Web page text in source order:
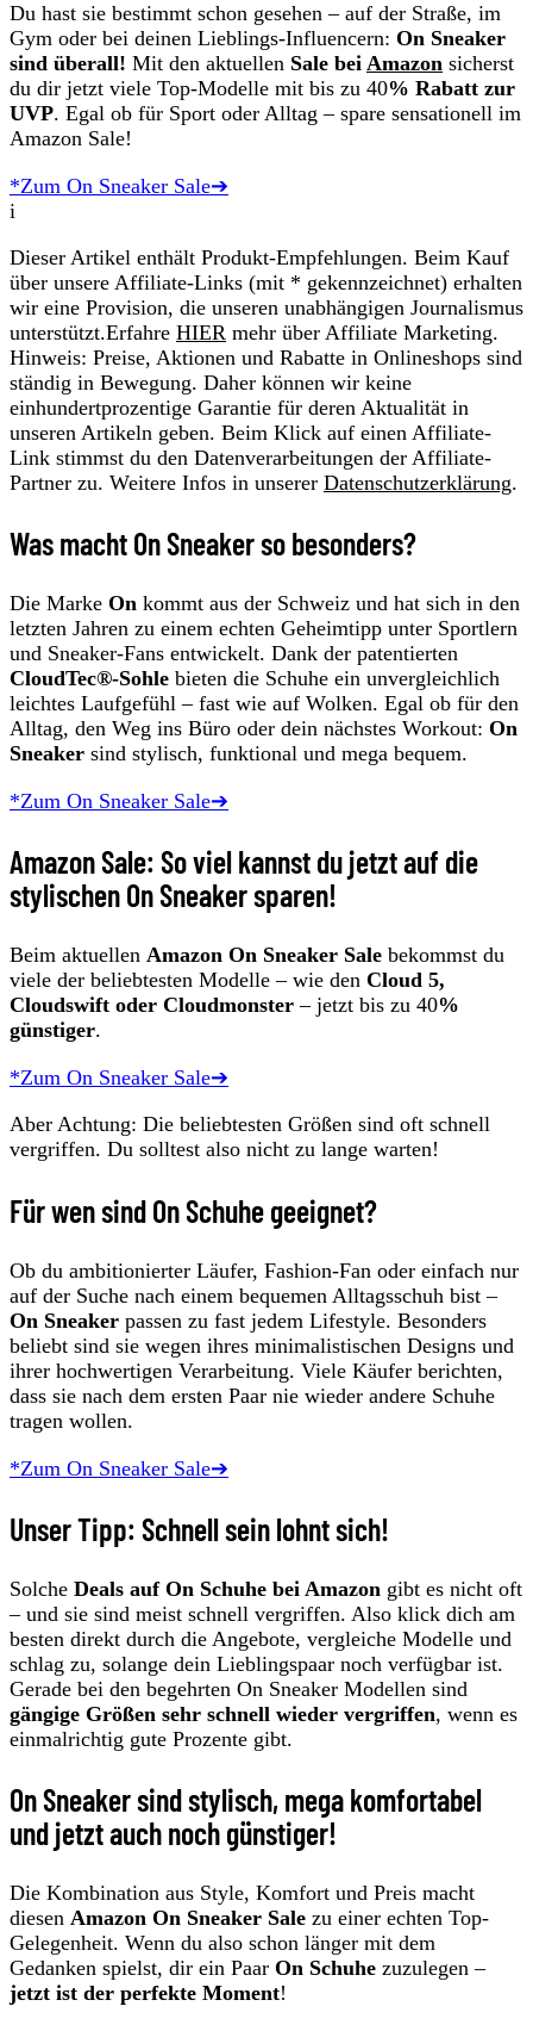
Du hast sie bestimmt schon gesehen – auf der Straße, im
Gym oder bei deinen Lieblings-Influencern: On Sneaker
sind überall! Mit den aktuellen Sale bei Amazon sicherst
du dir jetzt viele Top-Modelle mit bis zu 40% Rabatt zur
UVP. Egal ob für Sport oder Alltag – spare sensationell im
Amazon Sale!
*Zum On Sneaker Sale➔
i
Dieser Artikel enthält Produkt-Empfehlungen. Beim Kauf
über unsere Affiliate-Links (mit * gekennzeichnet) erhalten
wir eine Provision, die unseren unabhängigen Journalismus
unterstützt.Erfahre HIER mehr über Affiliate Marketing.
Hinweis: Preise, Aktionen und Rabatte in Onlineshops sind
ständig in Bewegung. Daher können wir keine
einhundertprozentige Garantie für deren Aktualität in
unseren Artikeln geben. Beim Klick auf einen Affiliate-
Link stimmst du den Datenverarbeitungen der Affiliate-
Partner zu. Weitere Infos in unserer Datenschutzerklärung.
Was macht On Sneaker so besonders?
Die Marke On kommt aus der Schweiz und hat sich in den
letzten Jahren zu einem echten Geheimtipp unter Sportlern
und Sneaker-Fans entwickelt. Dank der patentierten
CloudTec®-Sohle bieten die Schuhe ein unvergleichlich
leichtes Laufgefühl – fast wie auf Wolken. Egal ob für den
Alltag, den Weg ins Büro oder dein nächstes Workout: On
Sneaker sind stylisch, funktional und mega bequem.
*Zum On Sneaker Sale➔
Amazon Sale: So viel kannst du jetzt auf die
stylischen On Sneaker sparen!
Beim aktuellen Amazon On Sneaker Sale bekommst du
viele der beliebtesten Modelle – wie den Cloud 5,
Cloudswift oder Cloudmonster – jetzt bis zu 40%
günstiger.
*Zum On Sneaker Sale➔
Aber Achtung: Die beliebtesten Größen sind oft schnell
vergriffen. Du solltest also nicht zu lange warten!
Für wen sind On Schuhe geeignet?
Ob du ambitionierter Läufer, Fashion-Fan oder einfach nur
auf der Suche nach einem bequemen Alltagsschuh bist –
On Sneaker passen zu fast jedem Lifestyle. Besonders
beliebt sind sie wegen ihres minimalistischen Designs und
ihrer hochwertigen Verarbeitung. Viele Käufer berichten,
dass sie nach dem ersten Paar nie wieder andere Schuhe
tragen wollen.
*Zum On Sneaker Sale➔
Unser Tipp: Schnell sein lohnt sich!
Solche Deals auf On Schuhe bei Amazon gibt es nicht oft
– und sie sind meist schnell vergriffen. Also klick dich am
besten direkt durch die Angebote, vergleiche Modelle und
schlag zu, solange dein Lieblingspaar noch verfügbar ist.
Gerade bei den begehrten On Sneaker Modellen sind
gängige Größen sehr schnell wieder vergriffen, wenn es
einmalrichtig gute Prozente gibt.
On Sneaker sind stylisch, mega komfortabel
und jetzt auch noch günstiger!
Die Kombination aus Style, Komfort und Preis macht
diesen Amazon On Sneaker Sale zu einer echten Top-
Gelegenheit. Wenn du also schon länger mit dem
Gedanken spielst, dir ein Paar On Schuhe zuzulegen –
jetzt ist der perfekte Moment!